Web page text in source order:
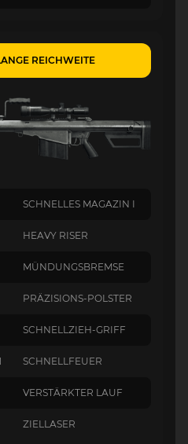
REICHWEITE
SCHNELLES MAGAZIN I
HEAVY RISER
MÜNDUNGSBREMSE
PRÄZISIONS-POLSTER
SCHNELLZIEH-GRIFF
SCHNELLFEUER
VERSTÄRKTER LAUF
ZIELLASER